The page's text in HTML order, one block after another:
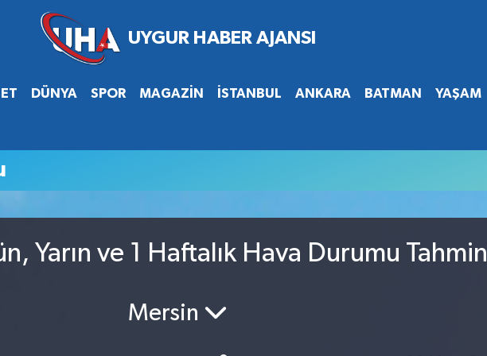
DÜNYA SPOR MAGAZİN İSTANBUL ANKARA BATMAN YAŞAM
Yarın ve 1 Haftalık Hava Durumu
Mersin